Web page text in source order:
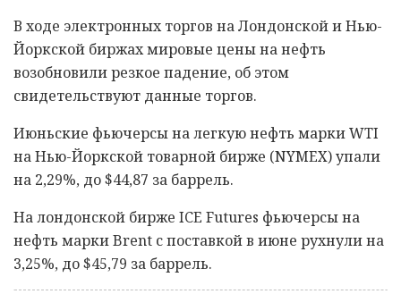
В ходе электронных торгов на Лондонской и Нью-
Йоркской биржах мировые цены на нефть
возобновили резкое падение, об этом
свидетельствуют данные торгов.
Июньские фьючерсы на легкую нефть марки WTI
на Нью-Йоркской товарной бирже (NYMEX) упали
на 2,29%, до $44,87 за баррель.
На лондонской бирже ICE Futures фьючерсы на
нефть марки Brent с поставкой в июне рухнули на
3,25%, до $45,79 за баррель.